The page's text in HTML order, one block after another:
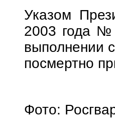
Указом
2003 года №
выполнении
посмертно
Фото: